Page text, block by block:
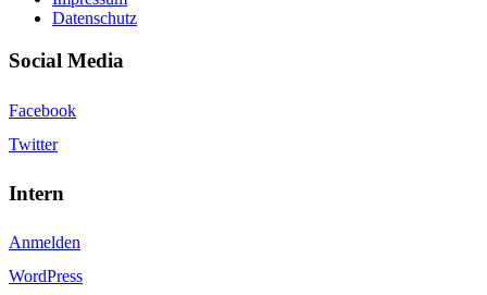
Datenschutz
Social Media
Facebook
Twitter
Intern
Anmelden
WordPress